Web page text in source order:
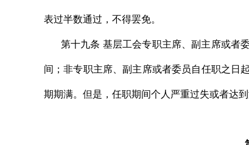
表过半数通过，不得罢免。
第十九条 基层工会专职主席、副主席或者
间；非专职主席、副主席或者委员自任职之日
期期满。但是，任职期间个人严重过失或者达到